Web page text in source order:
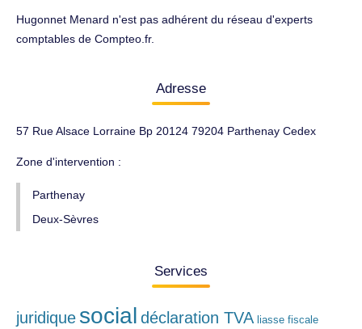
Hugonnet Menard n'est pas adhérent du réseau d'experts
comptables de Compteo.fr.
Adresse
57 Rue Alsace Lorraine Bp 20124 79204 Parthenay Cedex
Zone d'intervention :
Parthenay
Deux-Sèvres
Services
juridique social déclaration TVA liasse fiscale